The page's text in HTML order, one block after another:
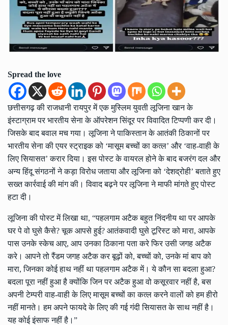
Spread the love
छत्तीसगढ़ की राजधानी रायपुर में एक मुस्लिम युवती लूजिना खान के
इंस्टाग्राम पर भारतीय सेना के ऑपरेशन सिंदूर पर विवादित टिप्पणी कर दी।
जिसके बाद बवाल मच गया। लूजिना ने पाकिस्तान के आतंकी ठिकानों पर
भारतीय सेना की एयर स्ट्राइक को ‘मासूम बच्चों का कत्ल’ और ‘वाह-वाही के
लिए सियासत’ करार दिया। इस पोस्ट के वायरल होने के बाद बजरंग दल और
अन्य हिंदू संगठनों ने कड़ा विरोध जताया और लूजिना को ‘देशद्रोही’ बताते हुए
सख्त कार्रवाई की मांग की। विवाद बढ़ने पर लूजिना ने माफी मांगते हुए पोस्ट
हटा दी।
लूजिना की पोस्ट में लिखा था, “पहलगाम अटैक बहुत निंदनीय था पर आपके
घर पे वो घुसे कैसे? चूक आपसे हुई? आतंकवादी घुसे टूरिस्ट को मारा, आपके
पास उनके स्केच आए, आप उनका ठिकाना पता करे फिर उसी जगह अटैक
करे। आपने तो रैंडम जगह अटैक कर बूढ़ों को, बच्चों को, उनके मां बाप को
मारा, जिनका कोई हाथ नहीं था पहलगाम अटैक में। ये कौन सा बदला हुआ?
बदला पूरा नहीं हुआ है क्योंकि जिन पर अटैक हुआ वो कसूरवार नहीं है, बस
अपनी टेम्परी वाह-वाही के लिए मासूम बच्चों का कत्ल करने वालों को हम हीरो
नहीं मानते। हम अपने फायदे के लिए की गई गंदी सियासत के साथ नहीं है।
यह कोई इंसाफ नहीं है।”